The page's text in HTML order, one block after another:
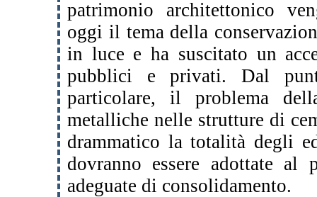
patrimonio architettonico
oggi il tema della
in luce e ha suscitato un
pubblici e privati. Dal
particolare, il problema
metalliche nelle strutture di
drammatico la totalità degli
dovranno essere adottate al
adeguate di consolidamento.